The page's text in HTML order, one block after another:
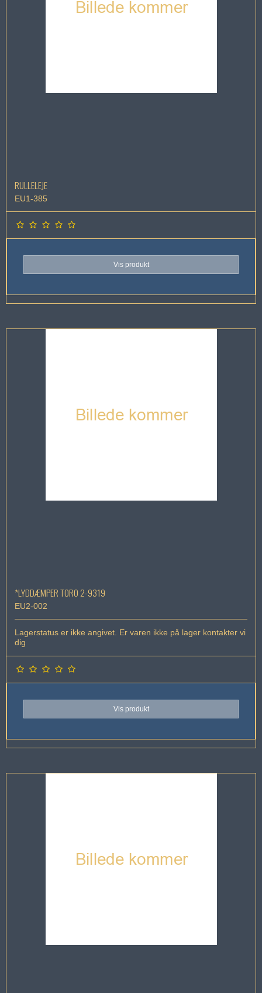
RULLELEJE
EU1-385
Vis produkt
*LYDDÆMPER TORO 2-9319
EU2-002
Lagerstatus er ikke angivet. Er varen ikke på lager kontakter vi
dig
Vis produkt